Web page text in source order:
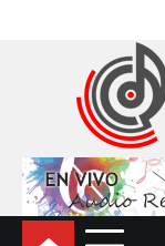
Radio
Emisora de la